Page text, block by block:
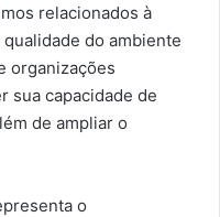
relacionados à
do ambiente
organizações
sua capacidade de
de ampliar o
o